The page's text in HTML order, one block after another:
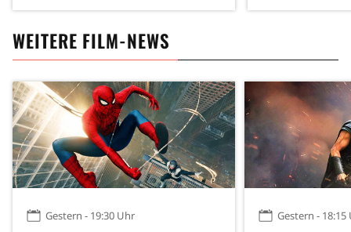
WEITERE FILM-NEWS
Gestern - 19:30 Uhr Gestern - 18:15